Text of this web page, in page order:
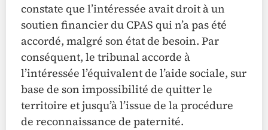
constate que l’intéressée avait droit à un
soutien financier du CPAS qui n’a pas été
accordé, malgré son état de besoin. Par
conséquent, le tribunal accorde à
l’intéressée l’équivalent de l’aide sociale, sur
base de son impossibilité de quitter le
territoire et jusqu’à l’issue de la procédure
de reconnaissance de paternité.